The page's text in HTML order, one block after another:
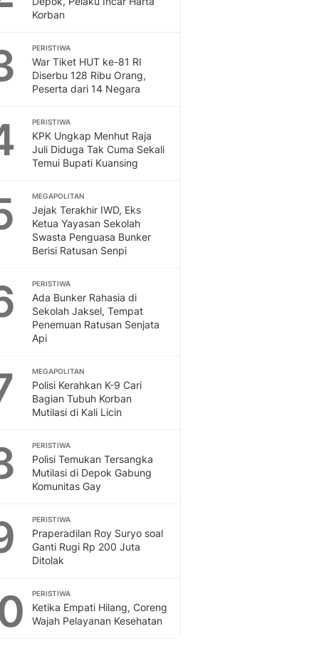
Korban
PERISTIWA
War Tiket HUT ke-81 RI
Diserbu 128 Ribu Orang,
Peserta dari 14 Negara
PERISTIWA
KPK Ungkap Menhut Raja
Juli Diduga Tak Cuma Sekali
Temui Bupati Kuansing
MEGAPOLITAN
Jejak Terakhir IWD, Eks
Ketua Yayasan Sekolah
Swasta Penguasa Bunker
Berisi Ratusan Senpi
PERISTIWA
Ada Bunker Rahasia di
Sekolah Jaksel, Tempat
Penemuan Ratusan Senjata
Api
MEGAPOLITAN
Polisi Kerahkan K-9 Cari
Bagian Tubuh Korban
Mutilasi di Kali Licin
PERISTIWA
Polisi Temukan Tersangka
Mutilasi di Depok Gabung
Komunitas Gay
PERISTIWA
Praperadilan Roy Suryo soal
Ganti Rugi Rp 200 Juta
Ditolak
PERISTIWA
Ketika Empati Hilang, Coreng
Wajah Pelayanan Kesehatan